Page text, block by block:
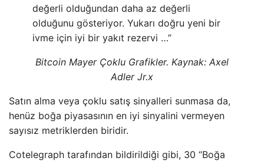
değerli olduğundan daha az değerli
olduğunu gösteriyor. Yukarı doğru yeni bir
ivme için iyi bir yakıt rezervi …”
Bitcoin Mayer Çoklu Grafikler. Kaynak: Axel
Adler Jr.x
Satın alma veya çoklu satış sinyalleri sunmasa da,
henüz boğa piyasasının en iyi sinyalini vermeyen
sayısız metriklerden biridir.
Cotelegraph tarafından bildirildiği gibi, 30 “Boğa